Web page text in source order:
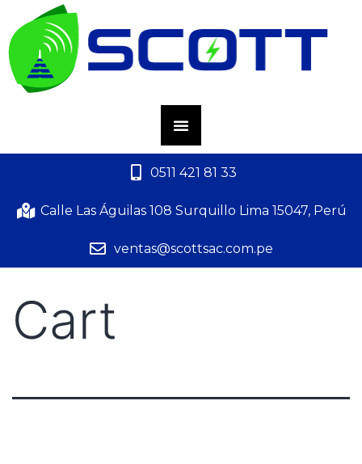
0511 421 81 33
Calle Las Águilas 108 Surquillo Lima 15047, Perú
ventas@scottsac.com.pe
Cart